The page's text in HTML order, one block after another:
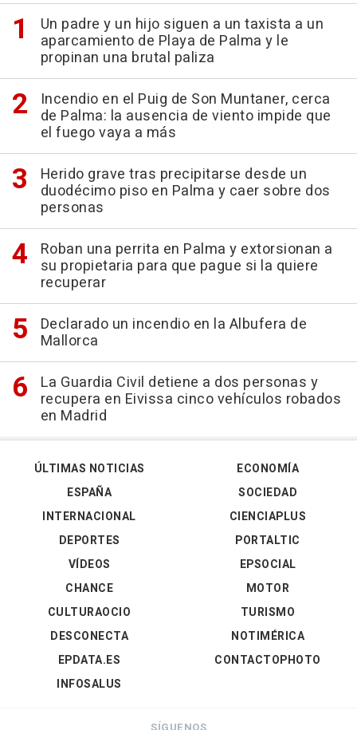
Un padre y un hijo siguen a un taxista a un
aparcamiento de Playa de Palma y le
propinan una brutal paliza
Incendio en el Puig de Son Muntaner, cerca
de Palma: la ausencia de viento impide que
el fuego vaya a más
Herido grave tras precipitarse desde un
duodécimo piso en Palma y caer sobre dos
personas
Roban una perrita en Palma y extorsionan a
su propietaria para que pague si la quiere
recuperar
Declarado un incendio en la Albufera de
Mallorca
La Guardia Civil detiene a dos personas y
recupera en Eivissa cinco vehículos robados
en Madrid
ÚLTIMAS NOTICIAS
ESPAÑA
INTERNACIONAL
DEPORTES
VÍDEOS
ECONOMÍA
SOCIEDAD
CIENCIAPLUS
PORTALTIC
EPSOCIAL
CHANCE
CULTURAOCIO
DESCONECTA
EPDATA.ES
INFOSALUS
MOTOR
TURISMO
NOTIMÉRICA
CONTACTOPHOTO